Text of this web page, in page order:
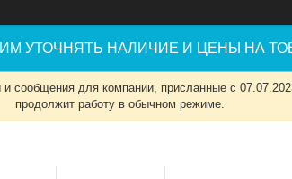
УТОЧНЯТЬ НАЛИЧИЕ И ЦЕНЫ НА
сообщения для компании, присланные с
продолжит работу в обычном режиме.